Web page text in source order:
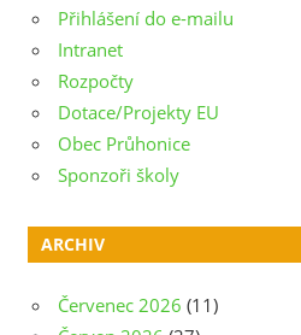
Přihlášení do e-mailu
Intranet
Rozpočty
Dotace/Projekty EU
Obec Průhonice
Sponzoři školy
ARCHIV
Červenec 2026 (11)